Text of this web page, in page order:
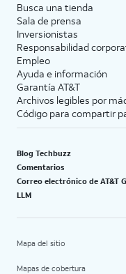
Busca una tienda
Sala de prensa
Inversionistas
Responsabilidad
Empleo
Ayuda e información
Garantía AT&T
Archivos legibles por
Código para compartir
Blog Techbuzz
Comentarios
Correo electrónico de AT&T
LLM
Mapa del sitio
Mapas de cobertura